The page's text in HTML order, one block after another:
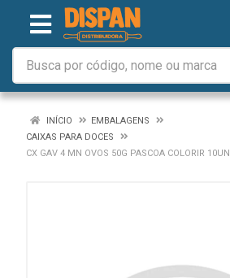
INÍCIO
EMBALAGENS
CAIXAS PARA DOCES
CX GAV 4 MN OVOS 50G PASCOA COLORIR 10UN